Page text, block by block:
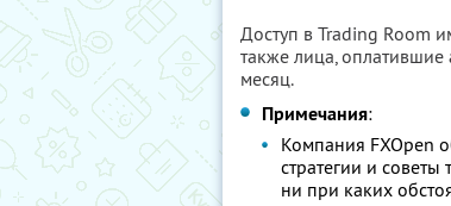
Доступ в Trading Room
также лица, оплатившие
месяц.
Примечания:
Компания FXOpen
стратегии и
ни при каких